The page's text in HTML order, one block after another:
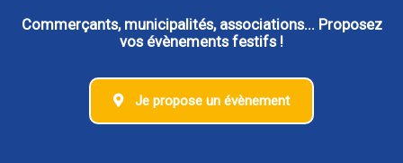
Commerçants, municipalités, associations... Proposez
vos évènements festifs !
Je propose un évènement